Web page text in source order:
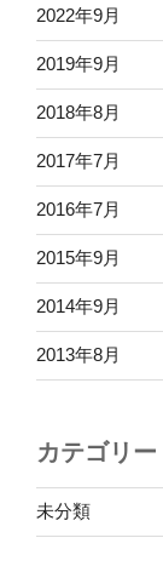
2022年9月
2019年9月
2018年8月
2017年7月
2016年7月
2015年9月
2014年9月
2013年8月
カテゴリー
未分類